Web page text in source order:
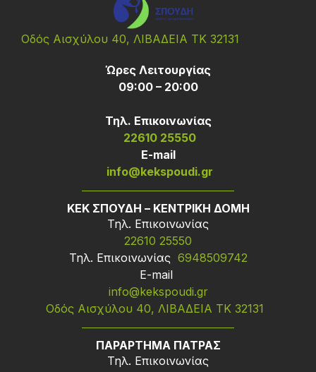
Οδός Αισχύλου 40, ΛΙΒΑΔΕΙΑ ΤΚ 32131
Ώρες Λειτουργίας
09:00 – 20:00
Τηλ. Επικοινωνίας
22610 25550
Ε-mail
info@kekspoudi.gr
ΚΕΚ ΣΠΟΥΔΗ – ΚΕΝΤΡΙΚΗ ΔΟΜΗ
Τηλ. Επικοινωνίας
22610 25550
Τηλ. Επικοινωνίας 6948509742
Ε-mail
info@kekspoudi.gr
Οδός Αισχύλου 40, ΛΙΒΑΔΕΙΑ ΤΚ 32131
ΠΑΡΑΡΤΗΜΑ ΠΑΤΡΑΣ
Τηλ. Επικοινωνίας